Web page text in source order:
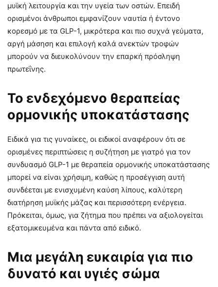
μυϊκή λειτουργία και την υγεία των οστών. Επειδή
ορισμένοι άνθρωποι εμφανίζουν ναυτία ή έντονο
κορεσμό με τα GLP-1, μικρότερα και πιο συχνά γεύματα,
αργή μάσηση και επιλογή καλά ανεκτών τροφών
μπορούν να διευκολύνουν την επαρκή πρόσληψη
πρωτεΐνης.
Το ενδεχόμενο θεραπείας
ορμονικής υποκατάστασης
Ειδικά για τις γυναίκες, οι ειδικοί αναφέρουν ότι σε
ορισμένες περιπτώσεις η συζήτηση με γιατρό για τον
συνδυασμό GLP-1 με θεραπεία ορμονικής υποκατάστασης
μπορεί να είναι χρήσιμη, καθώς η προσέγγιση αυτή
συνδέεται με ενισχυμένη καύση λίπους, καλύτερη
διατήρηση μυϊκής μάζας και περισσότερη ενέργεια.
Πρόκειται, όμως, για ζήτημα που πρέπει να αξιολογείται
εξατομικευμένα και πάντα από ειδικό.
Μια μεγάλη ευκαιρία για πιο
δυνατό και υγιές σώμα